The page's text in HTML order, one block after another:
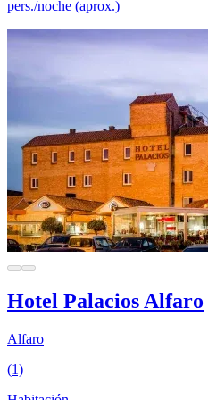
pers./noche (aprox.)
Hotel Palacios Alfaro
Alfaro
(1)